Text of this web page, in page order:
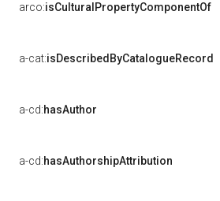
arco:isCulturalPropertyComponentOf
a-cat:isDescribedByCatalogueRecord
a-cd:hasAuthor
a-cd:hasAuthorshipAttribution